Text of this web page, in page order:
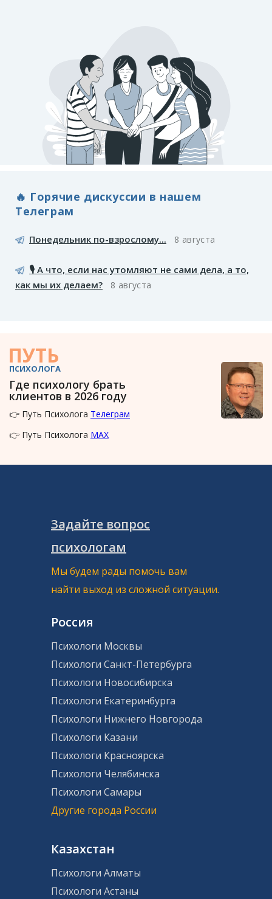
🔥 Горячие дискуссии в нашем
Телеграм
Понедельник по-взрослому... 8 августа
🎙️ А что, если нас утомляют не сами дела, а то,
как мы их делаем?
8 августа
ПУТЬ
ПСИХОЛОГА
Где психологу брать
клиентов в 2026 году
👉 Путь Психолога Телеграм
👉 Путь Психолога MAX
Задайте вопрос
психологам
Мы будем рады помочь вам
найти выход из сложной ситуации.
Россия
Психологи Москвы
Психологи Санкт-Петербурга
Психологи Новосибирска
Психологи Екатеринбурга
Психологи Нижнего Новгорода
Психологи Казани
Психологи Красноярска
Психологи Челябинска
Психологи Самары
Другие города России
Казахстан
Психологи Алматы
Психологи Астаны